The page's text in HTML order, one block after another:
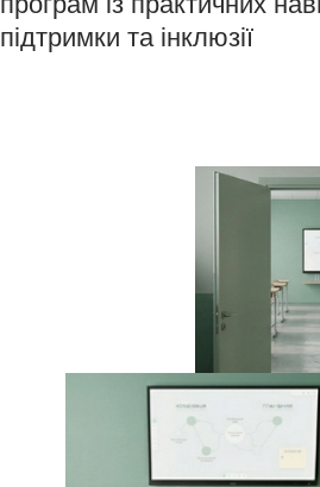
підтримки та інклюзії